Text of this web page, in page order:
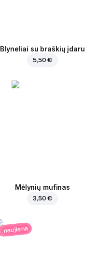
Blyneliai su braškių įdaru
5,50 €
Mėlynių mufinas
3,50 €
naujiena